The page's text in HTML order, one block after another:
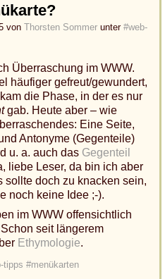
von Thorsten Sommer unter #web-
Überraschung im WWW.
häufiger gefreut/gewundert,
die Phase, in der es nur
gab. Heute aber – wie
Eine Seite,
Antonyme (Gegenteile)
u. a. auch das Gegenteil
liebe Leser, da bin ich aber
sollte doch zu knacken sein,
noch keine Idee ;-).
im WWW offensichtlich
seit längerem
Ethymologie.
tipps #menükarten